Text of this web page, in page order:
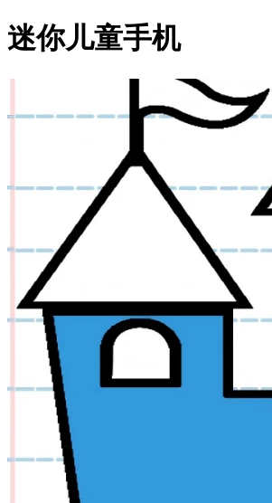
迷你儿童手机